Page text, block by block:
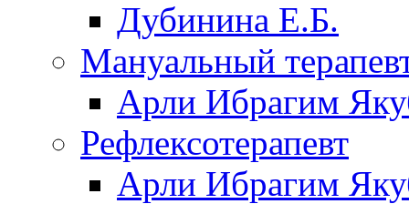
Дубинина Е.Б.
Мануальный
Арли Ибрагим
Рефлексотерапевт
Арли Ибрагим